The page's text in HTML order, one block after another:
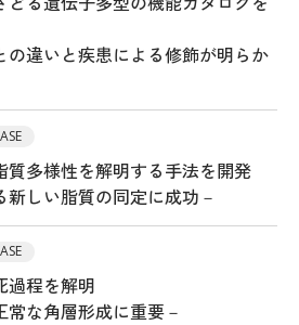
の違いと疾患による修飾が明らか
質多様性を解明する手法を開発
新しい脂質の同定に成功－
過程を解明
常な角層形成に重要－